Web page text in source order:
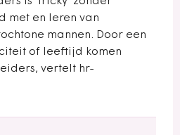
met en leren van
mannen. Door een
of leeftijd komen
vertelt hr-